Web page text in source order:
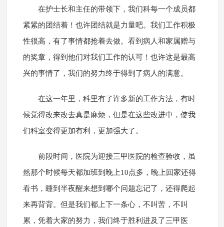
在护士长和主任的带领下，我们科每一个成员都
紧紧的团结着！也许团结就是力量吧。我们工作积极
性很高，有了事情都抢着去做。看到病人和家属赠与
的奖章，得到他们对我们工作的认可！也许这是最高
兴的事情了，我们的努力终于得到了病人的满意。
在这一年里，科里有了许多新的工作方法，有时
候觉得改来改去真是麻烦，但是在这些改进中，使我
们科室变得更加有利，更加强大了。
前段时间，医院为迎接三甲医院的检查验收，虽
然那个时候每天都加班到晚上10点多，晚上回家还得
看书，睡到半夜醒来想到哪个问题忘记了，还得爬起
来再背背。但是我们都上下一条心，不叫苦，不叫
累，凭着大家的努力，我们终于胜利进及了三甲医